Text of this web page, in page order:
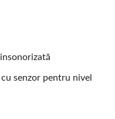
senzor pentru nivel